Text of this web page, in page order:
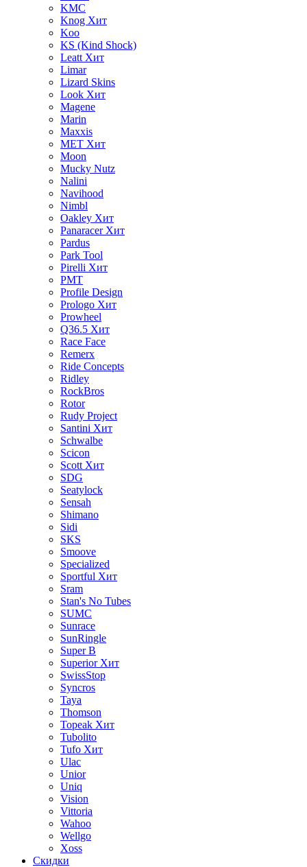
KMC
Knog Хит
Koo
KS (Kind Shock)
Leatt Хит
Limar
Lizard Skins
Look Хит
Magene
Marin
Maxxis
MET Хит
Moon
Mucky Nutz
Nalini
Navihood
Nimbl
Oakley Хит
Panaracer Хит
Pardus
Park Tool
Pirelli Хит
PMT
Profile Design
Prologo Хит
Prowheel
Q36.5 Хит
Race Face
Remerx
Ride Concepts
Ridley
RockBros
Rotor
Rudy Project
Santini Хит
Schwalbe
Scicon
Scott Хит
SDG
Seatylock
Sensah
Shimano
Sidi
SKS
Smoove
Specialized
Sportful Хит
Sram
Stan's No Tubes
SUMC
Sunrace
SunRingle
Super B
Superior Хит
SwissStop
Syncros
Taya
Thomson
Topeak Хит
Tubolito
Tufo Хит
Ulac
Unior
Uniq
Vision
Vittoria
Wahoo
Wellgo
Xoss
Скидки